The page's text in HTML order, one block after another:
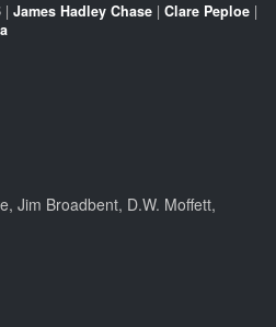
| James Hadley Chase | Clare Peploe |
Jim Broadbent, D.W. Moffett,